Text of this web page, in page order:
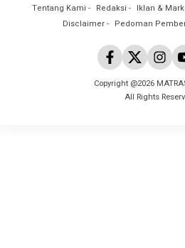
Tentang Kami Redaksi Iklan &
Disclaimer
Pedoman
Copyright @2026
All Rights